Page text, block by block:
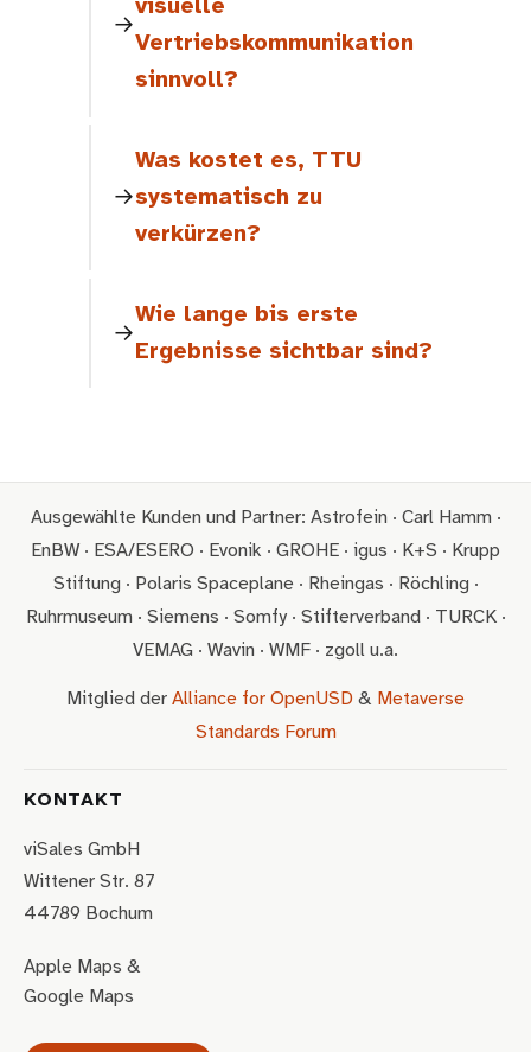
visuelle
Vertriebskommunikation
sinnvoll?
Was kostet es, TTU
systematisch zu
verkürzen?
Wie lange bis erste
Ergebnisse sichtbar sind?
Ausgewählte Kunden und Partner: Astrofein · Carl Hamm ·
EnBW · ESA/ESERO · Evonik · GROHE · igus · K+S · Krupp
Stiftung · Polaris Spaceplane · Rheingas · Röchling ·
Ruhrmuseum · Siemens · Somfy · Stifterverband · TURCK ·
VEMAG · Wavin · WMF · zgoll u.a.
Mitglied der Alliance for OpenUSD & Metaverse
Standards Forum
KONTAKT
viSales GmbH
Wittener Str. 87
44789 Bochum
Apple Maps &
Google Maps